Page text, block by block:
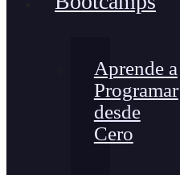
Aprende a
Programar
desde
Cero